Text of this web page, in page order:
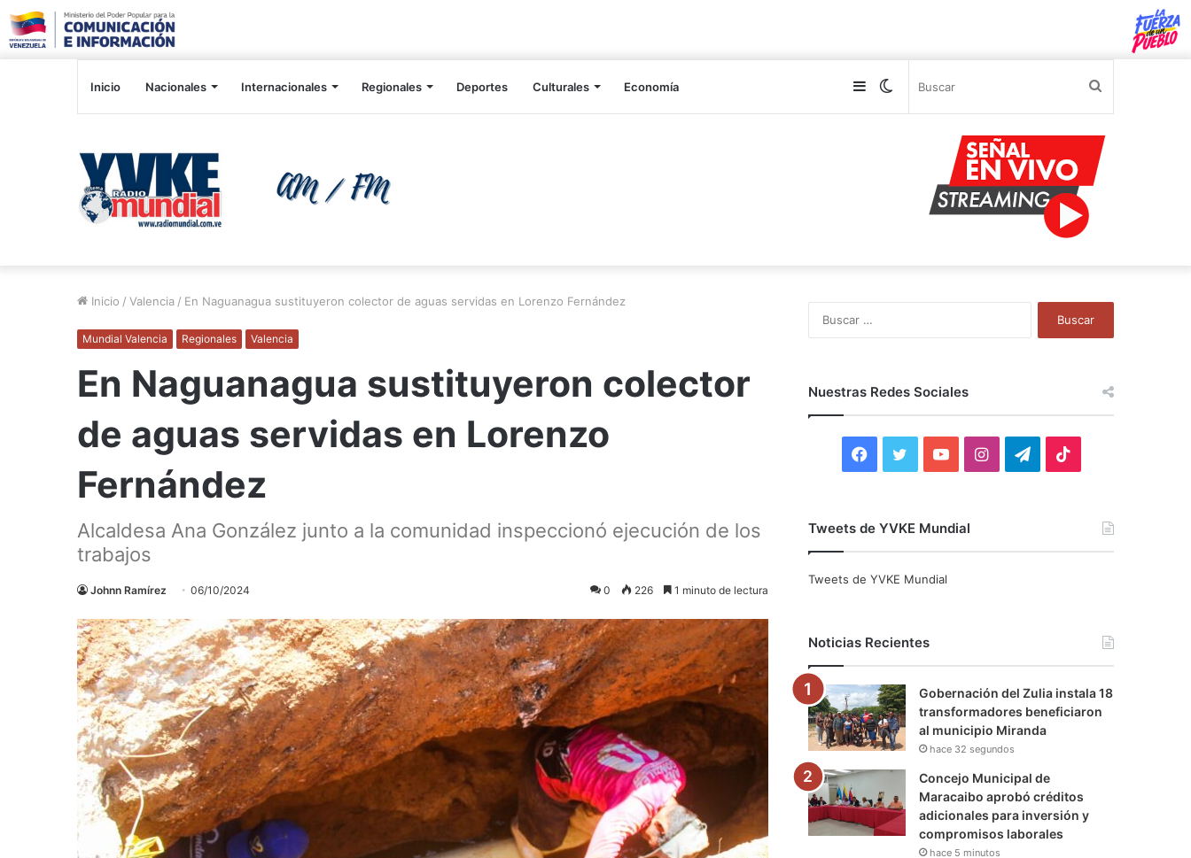
Inicio Nacionales Internacionales Regionales Deportes Culturales Economía Switch
Sidebar
Inicio / Valencia / En Naguanagua sustituyeron colector de aguas servidas en Lorenzo Fernández
Mundial Valencia Regionales Valencia
En Naguanagua sustituyeron colector
de aguas servidas en Lorenzo
Fernández
Alcaldesa Ana González junto a la comunidad inspeccionó ejecución de los
trabajos
Johnn Ramírez 06/10/2024 0 226 1 minuto de lectura
Nuestras Redes Sociales
F
c
o
k
i
r
Y
u
e
I
r
a
m
T
a
m
Tweets de YVKE Mundial
Tweets de YVKE Mundial
Noticias Recientes
Gobernación del Zulia instala 18
transformadores beneficiaron
al municipio Miranda
hace 32 segundos
Concejo Municipal de
Maracaibo aprobó créditos
adicionales para inversión y
compromisos laborales
hace 5 minutos